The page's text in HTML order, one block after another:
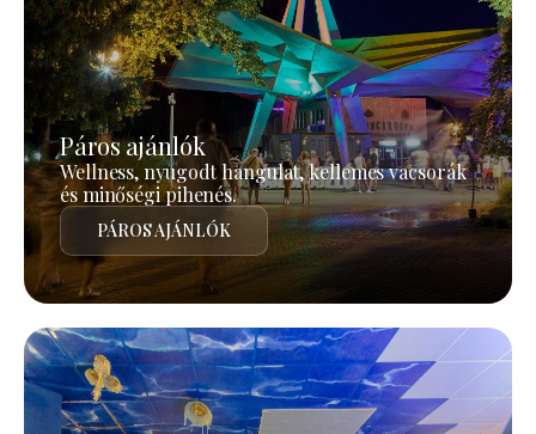
Páros ajánlók
Wellness, nyugodt hangulat, kellemes vacsorák
és minőségi pihenés.
PÁROS AJÁNLÓK